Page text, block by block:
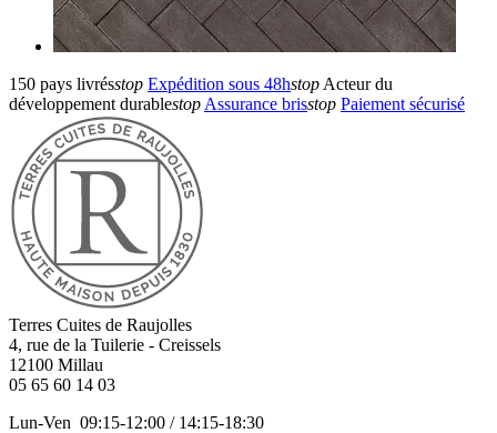
150 pays livrésstop Expédition sous 48hstop Acteur du
développement durablestop Assurance brisstop Paiement sécurisé
Terres Cuites de Raujolles
4, rue de la Tuilerie - Creissels
12100 Millau
05 65 60 14 03
Lun-Ven 09:15-12:00 / 14:15-18:30